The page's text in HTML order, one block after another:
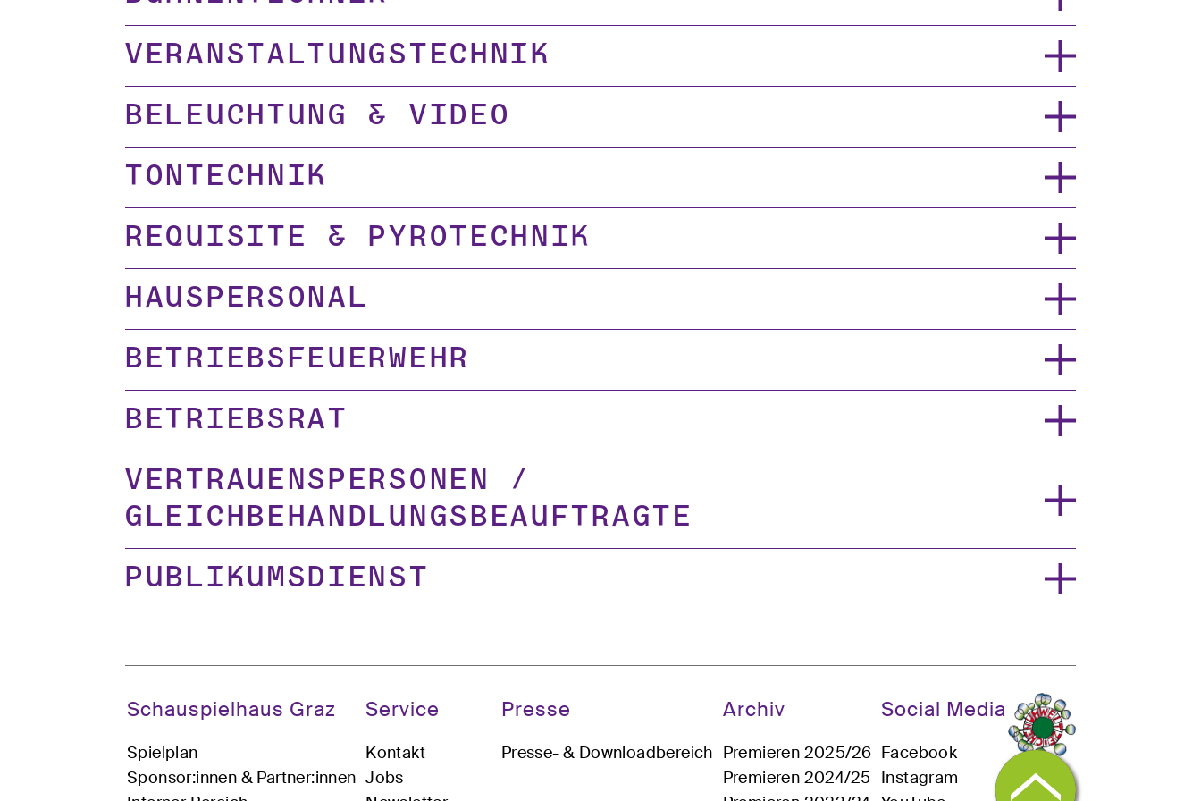
Veranstaltungstechnik
Beleuchtung & Video
Tontechnik
Requisite & Pyrotechnik
Hauspersonal
Betriebsfeuerwehr
Betriebsrat
Vertrauenspersonen /
Gleichbehandlungsbeauftragte
Publikumsdienst
Schauspielhaus Graz
Spielplan
Sponsor:innen & Partner:innen
Service
Kontakt
Jobs
Presse
Presse- & Downloadbereich
Archiv
Premieren 2025/26
Premieren 2024/25
Social Media
Facebook
Instagram